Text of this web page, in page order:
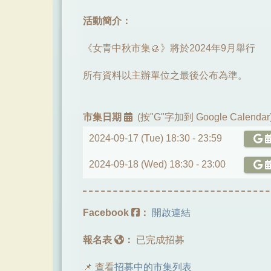
活動簡介：
《女青中秋市集🥮》將於2024年9月舉行
所有資料以主辦單位之最後公布為準。
市集日期 (按"G"字加到 Google
2024-09-17 (Tue) 18:30 - 23:59
2024-09-18 (Wed) 18:30 - 23:00
Facebook ： 開啟連結
報名表 ： 已完成招募
📌 查看招募中的市集列表